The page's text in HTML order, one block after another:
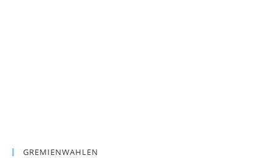
GREMIENWAHLEN